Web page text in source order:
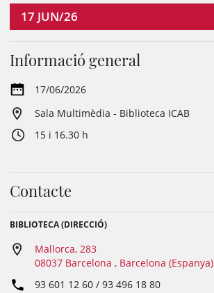
17 JUN/26
Informació general
17/06/2026
Sala Multimèdia - Biblioteca ICAB
15 i 16.30 h
Contacte
BIBLIOTECA (DIRECCIÓ)
Mallorca, 283
08037 Barcelona , Barcelona (Espanya)
93 601 12 60 / 93 496 18 80